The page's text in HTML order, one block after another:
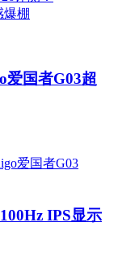
爱国者G03超
IPS显示